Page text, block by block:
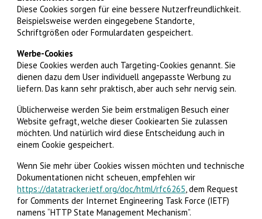
Diese Cookies sorgen für eine bessere Nutzerfreundlichkeit.
Beispielsweise werden eingegebene Standorte,
Schriftgrößen oder Formulardaten gespeichert.
Werbe-Cookies
Diese Cookies werden auch Targeting-Cookies genannt. Sie
dienen dazu dem User individuell angepasste Werbung zu
liefern. Das kann sehr praktisch, aber auch sehr nervig sein.
Üblicherweise werden Sie beim erstmaligen Besuch einer
Website gefragt, welche dieser Cookiearten Sie zulassen
möchten. Und natürlich wird diese Entscheidung auch in
einem Cookie gespeichert.
Wenn Sie mehr über Cookies wissen möchten und technische
Dokumentationen nicht scheuen, empfehlen wir
https://datatracker.ietf.org/doc/html/rfc6265, dem Request
for Comments der Internet Engineering Task Force (IETF)
namens “HTTP State Management Mechanism”.